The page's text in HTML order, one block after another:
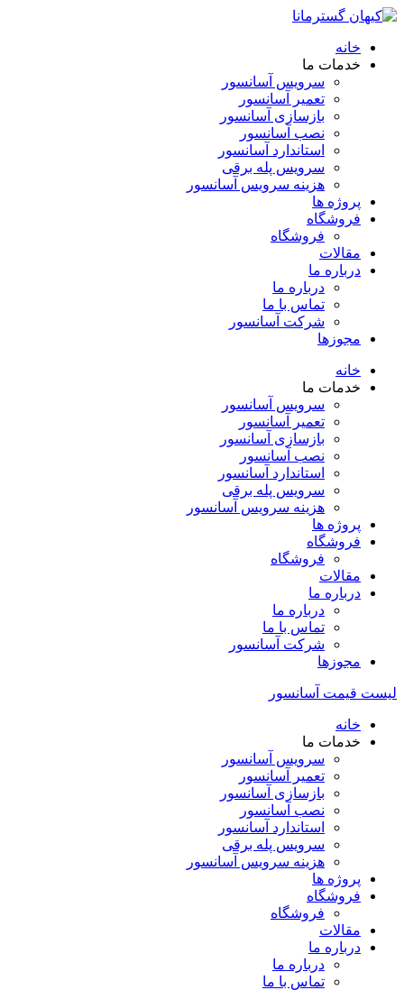
خانه
خدمات ما
سرویس آسانسور
تعمیر آسانسور
بازسازی آسانسور
نصب آسانسور
استاندارد آسانسور
سرویس پله برقی
هزینه سرویس آسانسور
پروژه ها
فروشگاه
فروشگاه
مقالات
درباره ما
درباره ما
تماس با ما
شرکت آسانسور
مجوزها
خانه
خدمات ما
سرویس آسانسور
تعمیر آسانسور
بازسازی آسانسور
نصب آسانسور
استاندارد آسانسور
سرویس پله برقی
هزینه سرویس آسانسور
پروژه ها
فروشگاه
فروشگاه
مقالات
درباره ما
درباره ما
تماس با ما
شرکت آسانسور
مجوزها
لیست قیمت آسانسور
خانه
خدمات ما
سرویس آسانسور
تعمیر آسانسور
بازسازی آسانسور
نصب آسانسور
استاندارد آسانسور
سرویس پله برقی
هزینه سرویس آسانسور
پروژه ها
فروشگاه
فروشگاه
مقالات
درباره ما
درباره ما
تماس با ما